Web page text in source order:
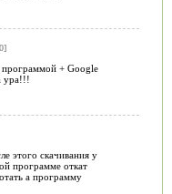
программой + Google
ура!!!
этого скачивания у
программе откат
а программу